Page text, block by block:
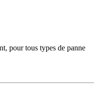
pour tous types de panne